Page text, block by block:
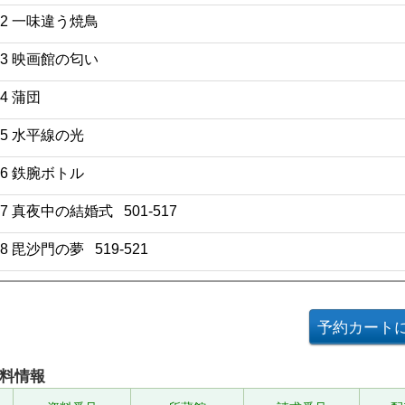
一味違う焼鳥
映画館の匂い
蒲団
水平線の光
鉄腕ボトル
真夜中の結婚式 501-517
毘沙門の夢 519-521
情報